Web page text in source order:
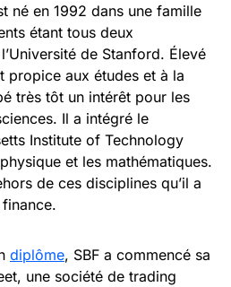
né en 1992 dans une famille
étant tous deux
de Stanford. Élevé
propice aux études et à la
très tôt un intérêt pour les
Il a intégré le
Institute of Technology
et les mathématiques.
de ces disciplines qu’il a
diplôme, SBF a commencé sa
une société de trading